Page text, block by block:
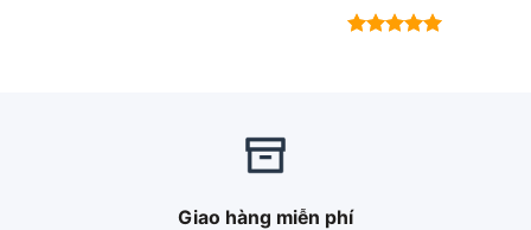
Giao hàng miễn phí